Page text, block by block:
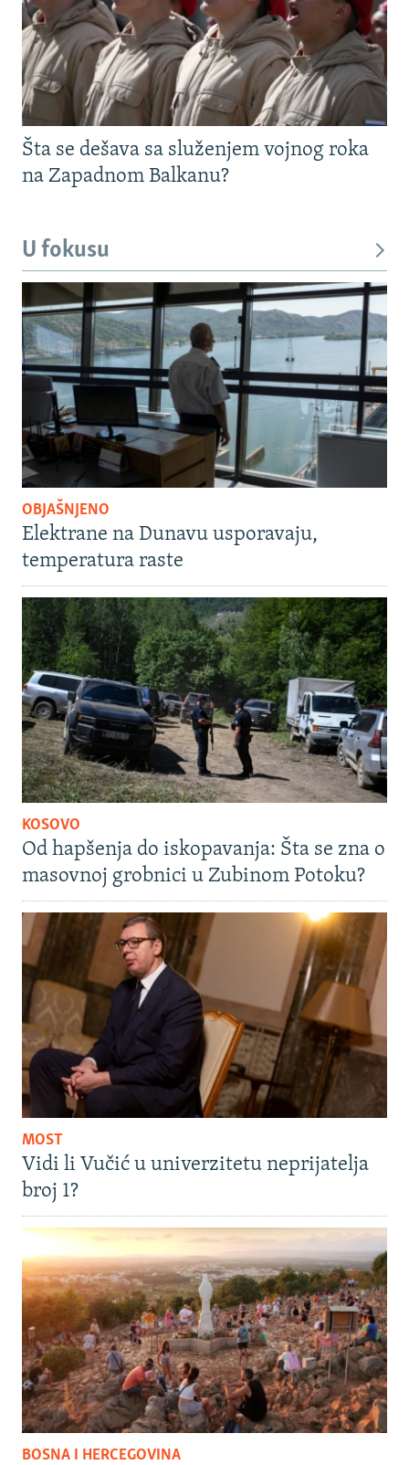
Šta se dešava sa služenjem vojnog roka
na Zapadnom Balkanu?
U fokusu
OBJAŠNJENO
Elektrane na Dunavu usporavaju,
temperatura raste
KOSOVO
Od hapšenja do iskopavanja: Šta se zna o
masovnoj grobnici u Zubinom Potoku?
MOST
Vidi li Vučić u univerzitetu neprijatelja
broj 1?
BOSNA I HERCEGOVINA